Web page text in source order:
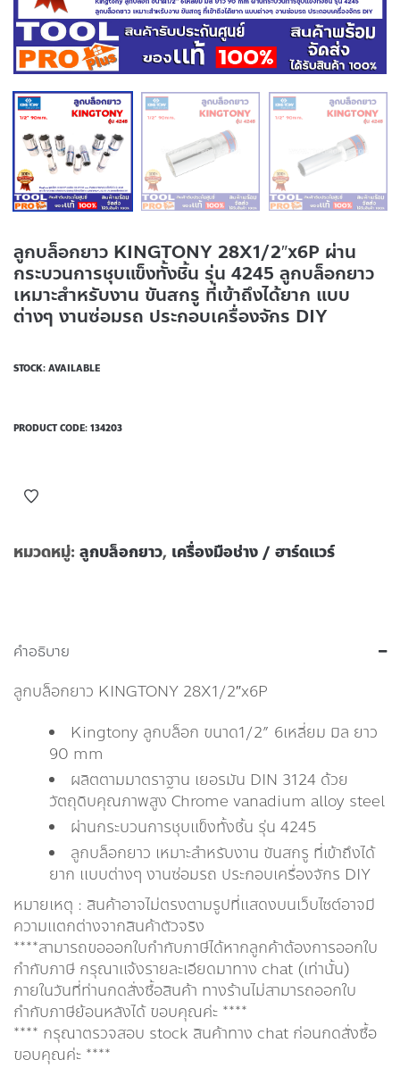
ลูกบล็อกยาว KINGTONY 28X1/2″x6P ผ่าน
กระบวนการชุบแข็งทั้งชิ้น รุ่น 4245 ลูกบล็อกยาว
เหมาะสำหรับงาน ขันสกรู ที่เข้าถึงได้ยาก แบบ
ต่างๆ งานซ่อมรถ ประกอบเครื่องจักร DIY
STOCK: AVAILABLE
PRODUCT CODE: 134203
หมวดหมู่: ลูกบล็อกยาว, เครื่องมือช่าง / ฮาร์ดแวร์
คำอธิบาย
ลูกบล็อกยาว KINGTONY 28X1/2″x6P
Kingtony ลูกบล็อก ขนาด1/2” 6เหลี่ยม มิล ยาว
90 mm
ผลิตตามมาตราฐาน เยอรมัน DIN 3124 ด้วย
วัตถุดิบคุณภาพสูง Chrome vanadium alloy steel
ผ่านกระบวนการชุบแข็งทั้งชิ้น รุ่น 4245
ลูกบล็อกยาว เหมาะสำหรับงาน ขันสกรู ที่เข้าถึงได้
ยาก แบบต่างๆ งานซ่อมรถ ประกอบเครื่องจักร DIY
หมายเหตุ : สินค้าอาจไม่ตรงตามรูปที่แสดงบนเว็บไซต์อาจมี
ความแตกต่างจากสินค้าตัวจริง
****สามารถขอออกใบกำกับภาษีได้หากลูกค้าต้องการออกใบ
กำกับภาษี กรุณาเเจ้งรายละเอียดมาทาง chat (เท่านั้น)
ภายในวันที่ท่านกดสั่งซื้อสินค้า ทางร้านไม่สามารถออกใบ
กำกับภาษีย้อนหลังได้ ขอบคุณค่ะ ****
**** กรุณาตรวจสอบ stock สินค้าทาง chat ก่อนกดสั่งซื้อ
ขอบคุณค่ะ ****